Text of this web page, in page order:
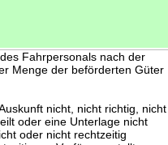
Fahrpersonals nach der
Menge der beförderten Güter
nicht, nicht richtig, nicht
oder eine Unterlage nicht
oder nicht rechtzeitig